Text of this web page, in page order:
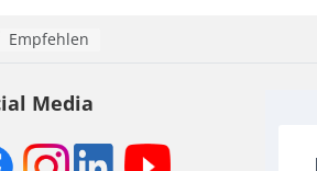
Empfehlen
Media